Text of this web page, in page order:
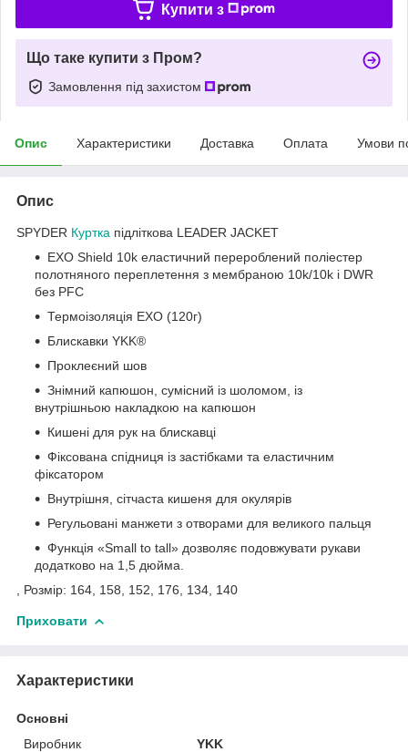
Купити з
Що таке купити з Пром?
Замовлення під захистом
Опис Характеристики Доставка Оплата Умови
Опис
SPYDER Куртка підліткова LEADER JACKET
EXO Shield 10k еластичний перероблений поліестер
полотняного переплетення з мембраною 10k/10k і DWR
без PFC
Термоізоляція EXO (120г)
Блискавки YKK®
Проклеєний шов
Знімний капюшон, сумісний із шоломом, із
внутрішньою накладкою на капюшон
Кишені для рук на блискавці
Фіксована спідниця із застібками та еластичним
фіксатором
Внутрішня, сітчаста кишеня для окулярів
Регульовані манжети з отворами для великого пальця
Функція «Small to tall» дозволяє подовжувати рукави
додатково на 1,5 дюйма.
, Розмір: 164, 158, 152, 176, 134, 140
Приховати
Характеристики
Основні
Виробник
YKK